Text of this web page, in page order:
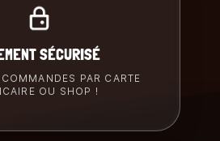
SÉCURISÉ
PAR CARTE
OU SHOP !